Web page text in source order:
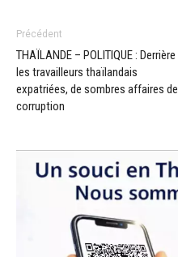
Précédent
THAÏLANDE – POLITIQUE : Derrière
les travailleurs thaïlandais
expatriées, de sombres affaires de
corruption